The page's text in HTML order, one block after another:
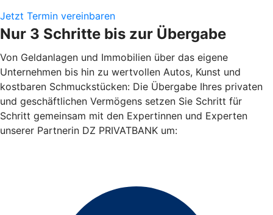
Jetzt Termin vereinbaren
Nur 3 Schritte bis zur Übergabe
Von Geldanlagen und Immobilien über das eigene
Unternehmen bis hin zu wertvollen Autos, Kunst und
kostbaren Schmuckstücken: Die Übergabe Ihres privaten
und geschäftlichen Vermögens setzen Sie Schritt für
Schritt gemeinsam mit den Expertinnen und Experten
unserer Partnerin DZ PRIVATBANK um: